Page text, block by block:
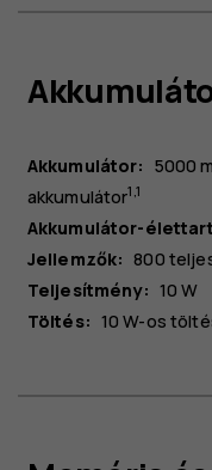
Akkumulátor: 5000
akkumulátor1 1
Akkumulátor-
Jellemzők: 800
Teljesítmény: 10 W
Töltés: 10 W-os